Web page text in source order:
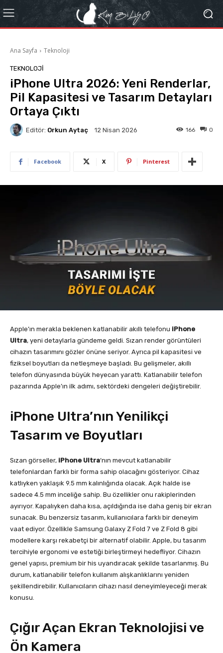
Ana Sayfa Teknoloji
TEKNOLOJI
iPhone Ultra 2026: Yeni Renderlar,
Pil Kapasitesi ve Tasarım Detayları
Ortaya Çıktı
Editör: Orkun Aytaç 12 Nisan 2026 0
166
Facebook X Pinterest
Apple’ın merakla beklenen katlanabilir akıllı telefonu iPhone
Ultra, yeni detaylarla gündeme geldi. Sızan render görüntüleri
cihazın tasarımını gözler önüne seriyor. Ayrıca pil kapasitesi ve
fiziksel boyutları da netleşmeye başladı. Bu gelişmeler, akıllı
telefon dünyasında büyük heyecan yarattı. Katlanabilir telefon
pazarında Apple’ın ilk adımı, sektördeki dengeleri değiştirebilir.
iPhone Ultra’nın Yenilikçi
Tasarım ve Boyutları
Sızan görseller, iPhone Ultra‘nın mevcut katlanabilir
telefonlardan farklı bir forma sahip olacağını gösteriyor. Cihaz
katlıyken yaklaşık 9.5 mm kalınlığında olacak. Açık halde ise
sadece 4.5 mm inceliğe sahip. Bu özellikler onu rakiplerinden
ayırıyor. Kapalıyken daha kısa, açıldığında ise daha geniş bir ekran
sunacak. Bu benzersiz tasarım, kullanıcılara farklı bir deneyim
vaat ediyor. Özellikle Samsung Galaxy Z Fold 7 ve Z Fold 8 gibi
modellere karşı rekabetçi bir alternatif olabilir. Apple, bu tasarım
tercihiyle ergonomi ve estetiği birleştirmeyi hedefliyor. Cihazın
genel yapısı, premium bir his uyandıracak şekilde tasarlanmış. Bu
durum, katlanabilir telefon kullanım alışkanlıklarını yeniden
şekillendirebilir. Kullanıcıların cihazı nasıl deneyimleyeceği merak
konusu.
Çığır Açan Ekran Teknolojisi ve
Ön Kamera